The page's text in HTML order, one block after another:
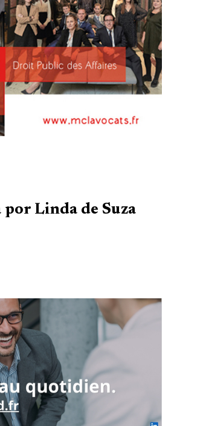
por Linda de Suza